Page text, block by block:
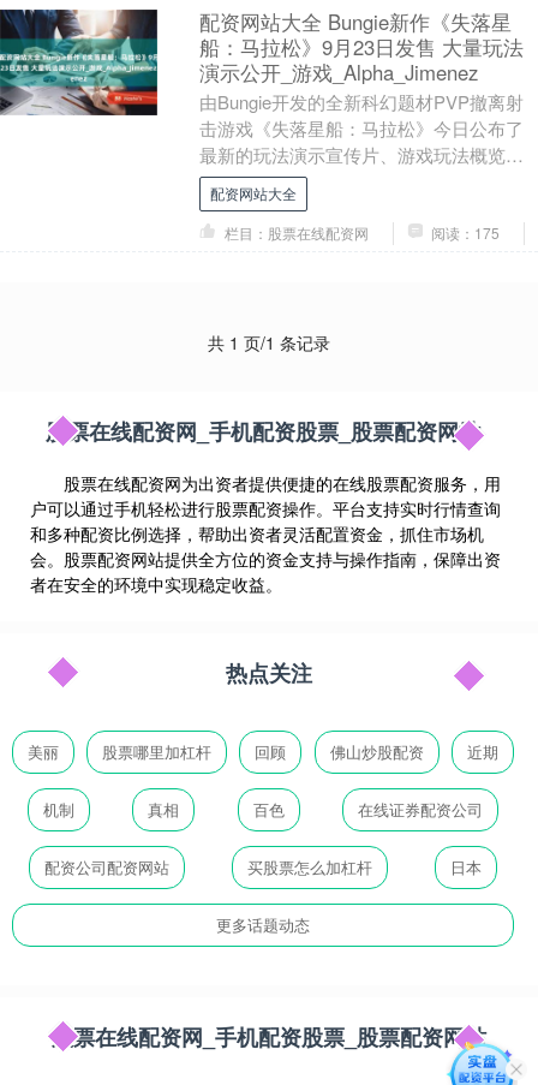
配资网站大全 Bungie新作《失落星
船：马拉松》9月23日发售 大量玩法
演示公开_游戏_Alpha_Jimenez
由Bungie开发的全新科幻题材PVP撤离射
击游戏《失落星船：马拉松》今日公布了
最新的玩法演示宣传片、游戏玩法概览、
创作者试玩演示与动画短片配资网站大
全。 《失....
配资网站大全
栏目：股票在线配资网
阅读：175
共 1 页/1 条记录
股票在线配资网_手机配资股票_股票配资网站
股票在线配资网为出资者提供便捷的在线股票配资服务，用
户可以通过手机轻松进行股票配资操作。平台支持实时行情查询
和多种配资比例选择，帮助出资者灵活配置资金，抓住市场机
会。股票配资网站提供全方位的资金支持与操作指南，保障出资
者在安全的环境中实现稳定收益。
热点关注
美丽 股票哪里加杠杆 回顾 佛山炒股配资 近期
机制 真相 百色 在线证券配资公司
配资公司配资网站 买股票怎么加杠杆 日本
更多话题动态
股票在线配资网_手机配资股票_股票配资网站